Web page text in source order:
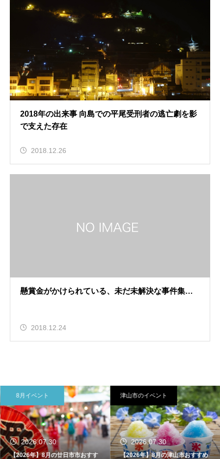
2018年の出来事 向島での平尾受刑者の逃亡劇を影
で支えた存在
2018.12.26
懸賞金がかけられている、未だ未解決な事件集…
2018.12.24
8月イベント
2026.07.30
【2026年】8月の廿日市市おすす
津山市のイベント
2026.07.30
【2026年】8月の津山市おすすめ